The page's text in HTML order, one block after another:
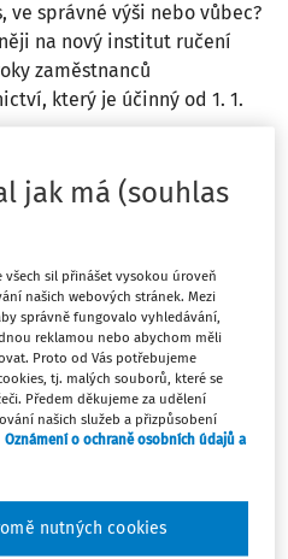
ve správné výši nebo vůbec?
na nový institut ručení
zaměstnanců
který je účinný od 1. 1.
mzda, plat nebo
stanovených zákonem č.
předpis jinak. Plat náleží
který je uveden v§ 109 odst.
samosprávný celek nebo
náleží zaměstnancům
o provedení práce nebo
Zaměstnancům v pracovním
náleží mzda, jíž se budeme
jak má (souhlas
všech sil přinášet vysokou úroveň
našich webových stránek. Mezi
správně fungovalo vyhledávání,
reklamou nebo abychom měli
Proto od Vás potřebujeme
tj. malých souborů, které se
Předem děkujeme za udělení
našich služeb a přizpůsobení
Oznámení o ochraně osobních údajů a
nutných cookies